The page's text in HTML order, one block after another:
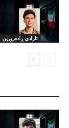
ئازادی ڕادەربڕین